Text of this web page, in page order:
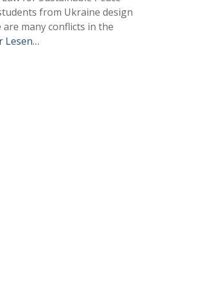
from Ukraine design
many conflicts in the
Lesen…